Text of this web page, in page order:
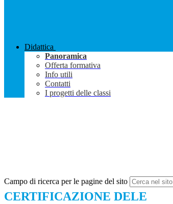
Didattica
Panoramica
Offerta formativa
Info utili
Contatti
I progetti delle classi
Campo di ricerca per le pagine del sito
CERTIFICAZIONE DELE